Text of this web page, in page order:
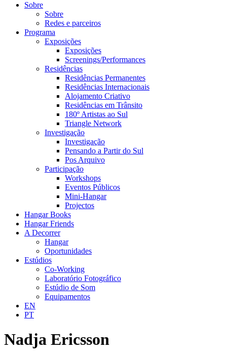
Sobre
Sobre
Redes e parceiros
Programa
Exposições
Exposições
Screenings/Performances
Residências
Residências Permanentes
Residências Internacionais
Alojamento Criativo
Residências em Trânsito
180º Artistas ao Sul
Triangle Network
Investigação
Investigação
Pensando a Partir do Sul
Pos Arquivo
Participação
Workshops
Eventos Públicos
Mini-Hangar
Projectos
Hangar Books
Hangar Friends
A Decorrer
Hangar
Oportunidades
Estúdios
Co-Working
Laboratório Fotográfico
Estúdio de Som
Equipamentos
EN
PT
Nadja Ericsson